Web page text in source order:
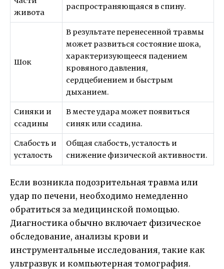
живота
распространяющаяся в спину.
Шок
В результате перенесенной травмы
может развиться состояние шока,
характеризующееся падением
кровяного давления,
сердцебиением и быстрым
дыханием.
Синяки и
ссадины
В месте удара может появиться
синяк или ссадина.
Слабость и
усталость
Общая слабость, усталость и
снижение физической активности.
Если возникла подозрительная травма или
удар по печени, необходимо немедленно
обратиться за медицинской помощью.
Диагностика обычно включает физическое
обследование, анализы крови и
инструментальные исследования, такие как
ультразвук и компьютерная томография.